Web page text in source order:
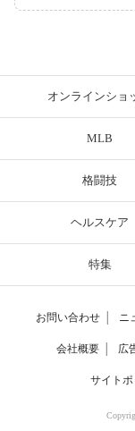
オンラインショ
MLB
格闘技
ヘルスケア
特集
お問い合わせ ニ
会社概要 広
サイト